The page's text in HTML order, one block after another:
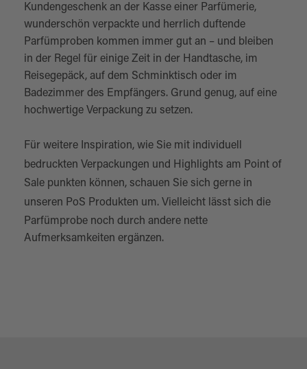
Kundengeschenk an der Kasse einer Parfümerie,
wunderschön verpackte und herrlich duftende
Parfümproben kommen immer gut an – und bleiben
in der Regel für einige Zeit in der Handtasche, im
Reisegepäck, auf dem Schminktisch oder im
Badezimmer des Empfängers. Grund genug, auf eine
hochwertige Verpackung zu setzen.
Für weitere Inspiration, wie Sie mit individuell
bedruckten Verpackungen und Highlights am Point of
Sale punkten können, schauen Sie sich gerne in
unseren PoS Produkten um. Vielleicht lässt sich die
Parfümprobe noch durch andere nette
Aufmerksamkeiten ergänzen.